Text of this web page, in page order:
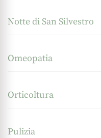
Notte di San Silvestro
Omeopatia
Orticoltura
Pulizia